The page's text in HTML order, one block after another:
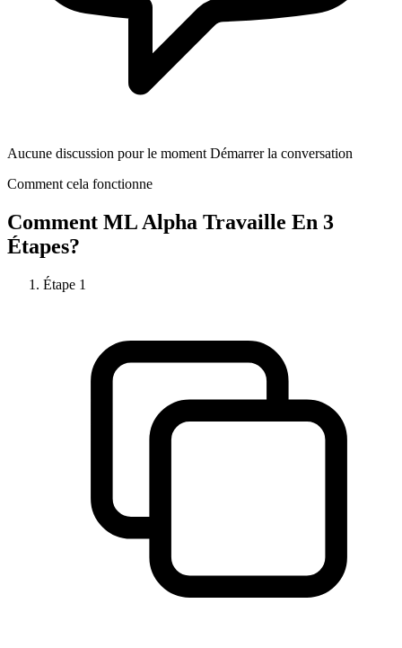
Aucune discussion pour le moment Démarrer la conversation
Comment cela fonctionne
Comment ML Alpha Travaille En 3
Étapes?
Étape 1